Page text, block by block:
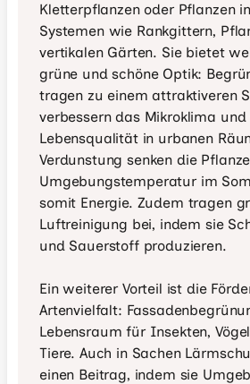
Kletterpflanzen oder Pflanzen
Systemen wie Rankgittern,
vertikalen Gärten. Sie bietet
grüne und schöne Optik:
tragen zu einem attraktiveren
verbessern das Mikroklima
Lebensqualität in urbanen
Verdunstung senken die
Umgebungstemperatur im
somit Energie. Zudem tragen
Luftreinigung bei, indem sie
und Sauerstoff produzieren.
Ein weiterer Vorteil ist die
Artenvielfalt:
Lebensraum für Insekten,
Tiere. Auch in Sachen
einen Beitrag, indem sie